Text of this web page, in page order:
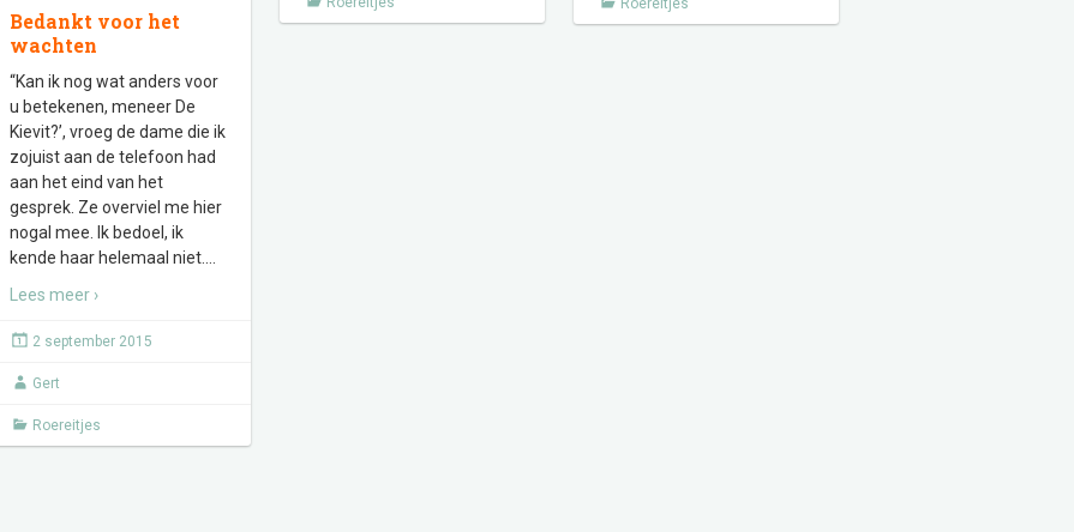
Roereitjes
Bedankt voor het
wachten
“Kan ik nog wat anders voor
u betekenen, meneer De
Kievit?’, vroeg de dame die ik
zojuist aan de telefoon had
aan het eind van het
gesprek. Ze overviel me hier
nogal mee. Ik bedoel, ik
kende haar helemaal niet.
Lees meer ›
2 september 2015
Gert
Roereitjes